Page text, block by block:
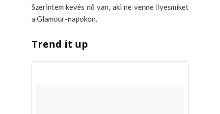
Szerintem kevés nő van, aki ne venne ilyesmiket
a Glamour-napokon.
Trend it up